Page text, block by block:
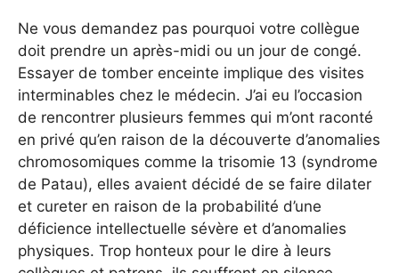
Ne vous demandez pas pourquoi votre collègue
doit prendre un après-midi ou un jour de congé.
Essayer de tomber enceinte implique des visites
interminables chez le médecin. J’ai eu l’occasion
de rencontrer plusieurs femmes qui m’ont raconté
en privé qu’en raison de la découverte d’anomalies
chromosomiques comme la trisomie 13 (syndrome
de Patau), elles avaient décidé de se faire dilater
et cureter en raison de la probabilité d’une
déficience intellectuelle sévère et d’anomalies
physiques. Trop honteux pour le dire à leurs